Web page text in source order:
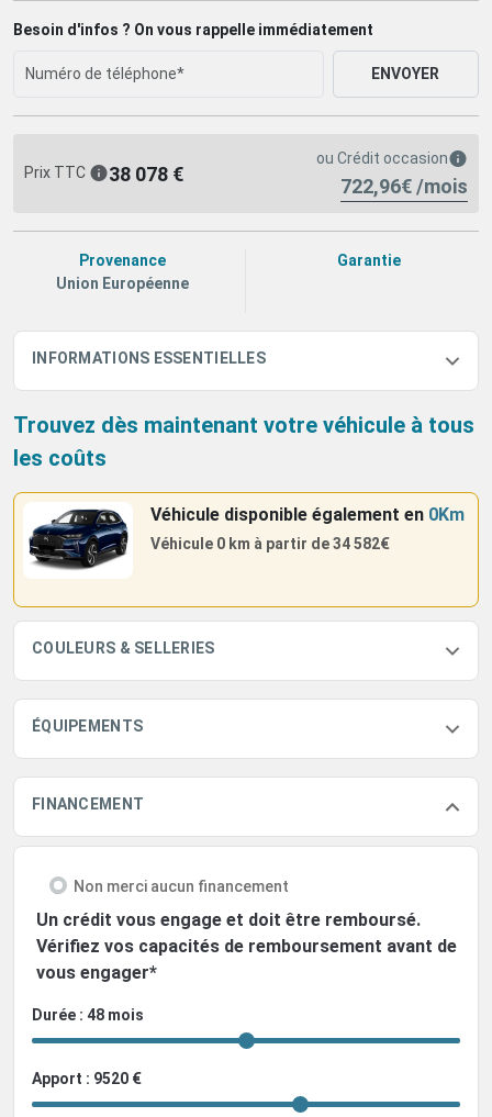
Besoin d'infos ? On vous rappelle immédiatement
ENVOYER
Prix TTC 38 078 €
ou Crédit occasion
722,96€ /mois
Provenance
Union Européenne
Garantie
INFORMATIONS ESSENTIELLES
Trouvez dès maintenant votre véhicule à tous
les coûts
Véhicule disponible également en 0Km
Véhicule 0 km à partir de34 582€
COULEURS & SELLERIES
ÉQUIPEMENTS
FINANCEMENT
Non merci aucun financement
Un crédit vous engage et doit être remboursé.
Vérifiez vos capacités de remboursement avant de
vous engager*
Durée : 48 mois
Apport : 9520 €